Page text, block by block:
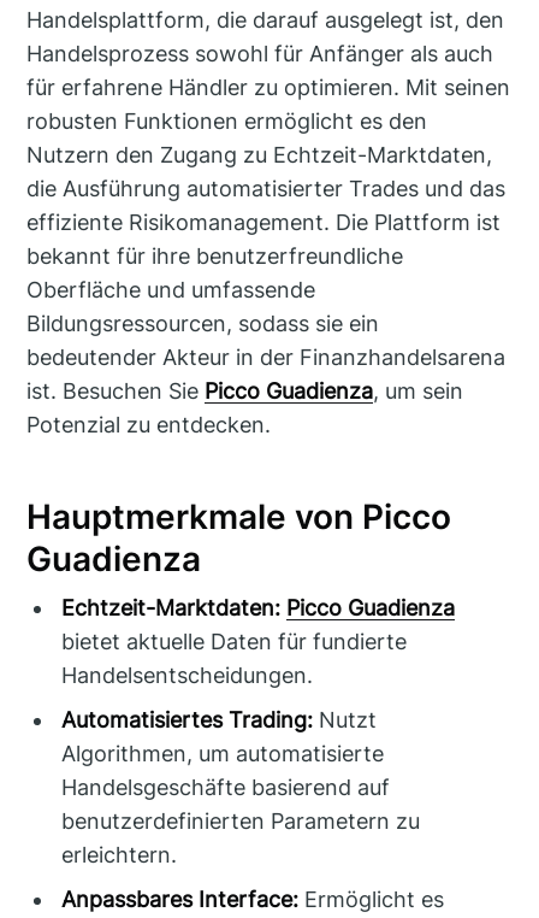
Handelsplattform, die darauf ausgelegt ist, den
Handelsprozess sowohl für Anfänger als auch
für erfahrene Händler zu optimieren. Mit seinen
robusten Funktionen ermöglicht es den
Nutzern den Zugang zu Echtzeit-Marktdaten,
die Ausführung automatisierter Trades und das
effiziente Risikomanagement. Die Plattform ist
bekannt für ihre benutzerfreundliche
Oberfläche und umfassende
Bildungsressourcen, sodass sie ein
bedeutender Akteur in der Finanzhandelsarena
ist. Besuchen Sie Picco Guadienza, um sein
Potenzial zu entdecken.
Hauptmerkmale von Picco
Guadienza
Echtzeit-Marktdaten: Picco Guadienza
bietet aktuelle Daten für fundierte
Handelsentscheidungen.
Automatisiertes Trading: Nutzt
Algorithmen, um automatisierte
Handelsgeschäfte basierend auf
benutzerdefinierten Parametern zu
erleichtern.
Anpassbares Interface: Ermöglicht es